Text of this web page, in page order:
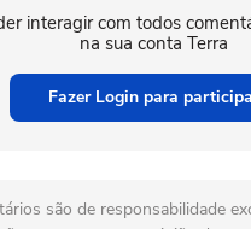
interagir com todos
na sua conta Terra
Fazer Login para
são de responsabilidade